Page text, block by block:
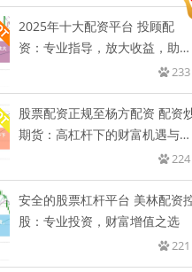
2025年十大配资平台 投顾配
资：专业指导，放大收益，助您
233
股票配资正规至杨方配资 配资
期货：高杠杆下的财富机遇与风
224
安全的股票杠杆平台 美林配资
股：专业投资，财富增值之选
221